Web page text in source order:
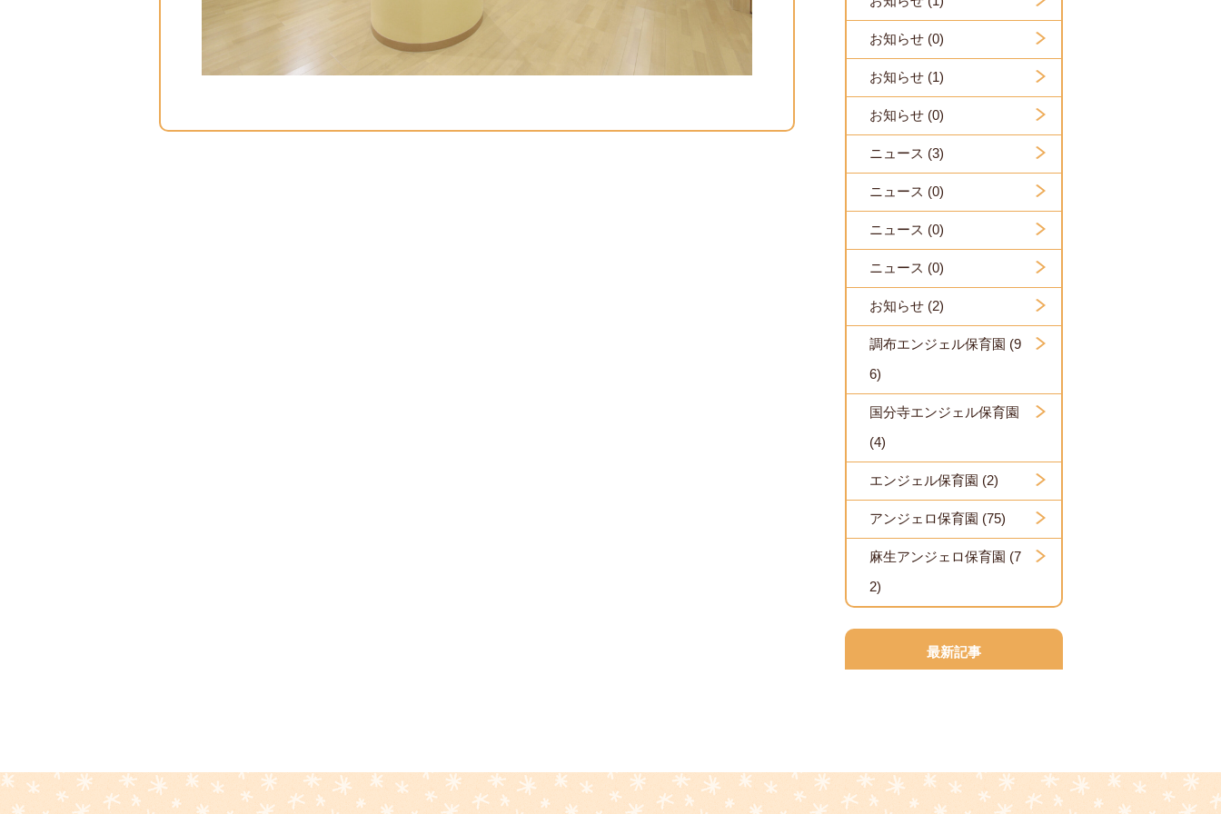
お知らせ (0)
お知らせ (1)
お知らせ (0)
ニュース (3)
ニュース (0)
ニュース (0)
ニュース (0)
お知らせ (2)
調布エンジェル保育園 (9
6)
国分寺エンジェル保育園
(4)
エンジェル保育園 (2)
アンジェロ保育園 (75)
麻生アンジェロ保育園 (7
2)
最新記事